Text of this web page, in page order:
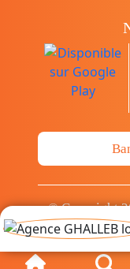
© Copyright
les